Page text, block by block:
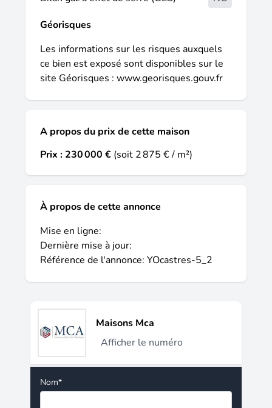
plus d'informations, n'hésitez pas à prendre
contact avec maisons de la côte atlantique
ayguemorte-les-graves. Yoann omari se
tient à votre disposition pour vous
accompagner dans votre projet. Idée de
réalisation en modèle prêt à décorer sur
auxquels ce bien est exposé sont
disponibles sur le site géorisques : .
Géorisques
Les informations sur les risques auxquels
ce bien est exposé sont disponibles sur le
site Géorisques : www.georisques.gouv.fr
A propos du prix de cette maison
Prix : 230 000 € (soit 2 875 € / m²)
À propos de cette annonce
Mise en ligne:
Dernière mise à jour:
Référence de l'annonce: YOcastres-5_2
Maisons Mca
Afficher le numéro
Nom*